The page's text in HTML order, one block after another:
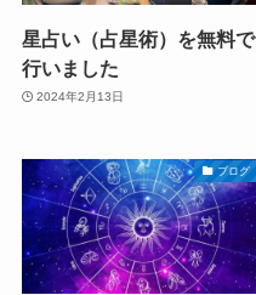
星占い（占星術）を無料で
行いました
2024年2月13日
ブログ